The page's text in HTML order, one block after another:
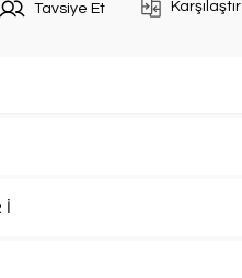
Tavsiye Et Karşılaştır